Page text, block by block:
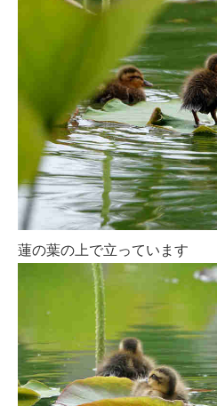
蓮の葉の上で立っています